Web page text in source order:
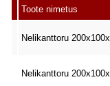
Toote nimetus
Nelikanttoru
Nelikanttoru